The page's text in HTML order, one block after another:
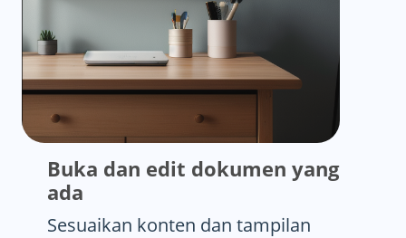
Buka dan edit dokumen yang
ada
Sesuaikan konten dan tampilan